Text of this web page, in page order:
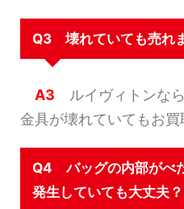
Q3 壊れていても売れ
A3 ルイヴィトンなら
金具が壊れていてもお買
Q4 バッグの内部がべ
発生していても大丈夫？